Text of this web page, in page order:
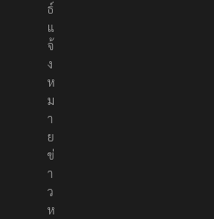
ธ์
แ
จ้
ง
ห
ม
า
ย
ข่
า
ว
ห